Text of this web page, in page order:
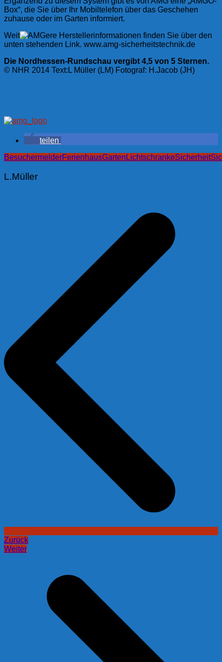
Box“, die Sie über Ihr Mobiltelefon über das Geschehen
zuhause oder im Garten informiert.
Weit
ere Herstellerinformationen finden Sie über den
unten stehenden Link. www.amg-sicherheitstechnik.de
Die Nordhessen-Rundschau vergibt 4,5 von 5 Sternen.
© NHR 2014 Text:L Müller (LM) Fotograf: H.Jacob (JH)
teilen
BesuchermelderFerienhausGarten LichtschrankeSicherheit
L.Müller
Zurück
Weiter